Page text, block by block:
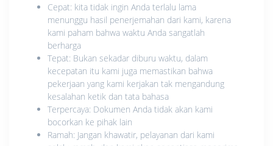
Cepat: kita tidak ingin Anda terlalu lama
menunggu hasil penerjemahan dari kami, karena
kami paham bahwa waktu Anda sangatlah
berharga
Tepat: Bukan sekadar diburu waktu, dalam
kecepatan itu kami juga memastikan bahwa
pekerjaan yang kami kerjakan tak mengandung
kesalahan ketik dan tata bahasa
Terpercaya: Dokumen Anda tidak akan kami
bocorkan ke pihak lain
Ramah: Jangan khawatir, pelayanan dari kami